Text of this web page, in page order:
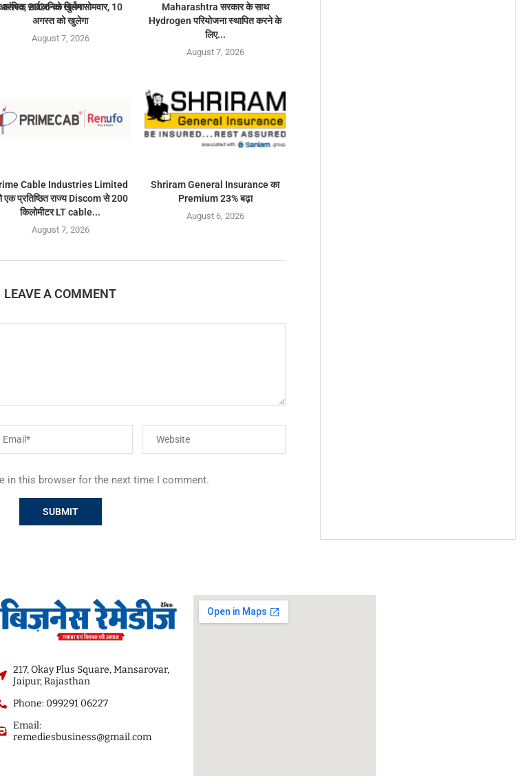
अगस्त, 2026 को खुलेगा
सार्वजनिक निर्गम सोमवार, 10
अगस्त को खुलेगा
August 7, 2026
Maharashtra सरकार के साथ
Hydrogen परियोजना स्थापित करने के
लिए...
August 7, 2026
Cable Industries Limited
एक प्रतिष्ठित राज्य Discom से 200
किलोमीटर LT cable...
August 7, 2026
Shriram General Insurance का
Premium 23% बढ़ा
August 6, 2026
LEAVE A COMMENT
in this browser for the next time I comment.
217, Okay Plus Square, Mansarovar,
Jaipur, Rajasthan
Phone: 099291 06227
Email:
remediesbusiness@gmail.com